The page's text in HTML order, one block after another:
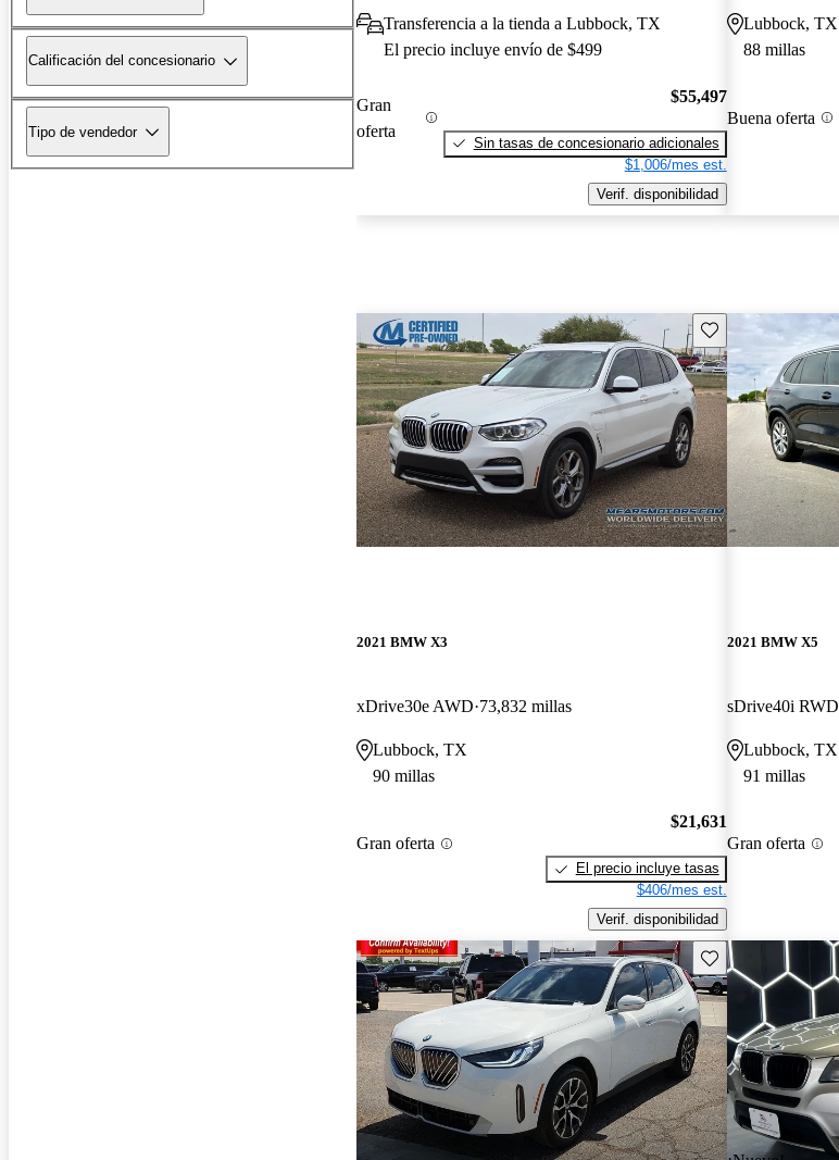
Calificación del concesionario
Tipo de vendedor
Transferencia a la tienda a Lubbock, TX
El precio incluye envío de $499
Gran
oferta
$55,497
Sin tasas de concesionario adicionales
$1,006/mes est.
Verif. disponibilidad
Lubbock, TX
88 millas
Buena oferta
Guarda este Aviso
2021 BMW X3
xDrive30e AWD 73,832 millas
Lubbock, TX
90 millas
Gran oferta
$21,631
El precio incluye tasas
$406/mes est.
Verif. disponibilidad
2021 BMW X5
sDrive40i RWD
Lubbock, TX
91 millas
Gran oferta
Guarda este Aviso